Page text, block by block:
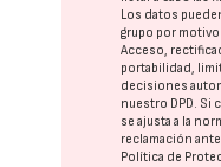
Los datos
grupo por
Acceso,
portabilidad,
decisiones
nuestro DPD. Si
se ajusta a la
reclamación
Política de